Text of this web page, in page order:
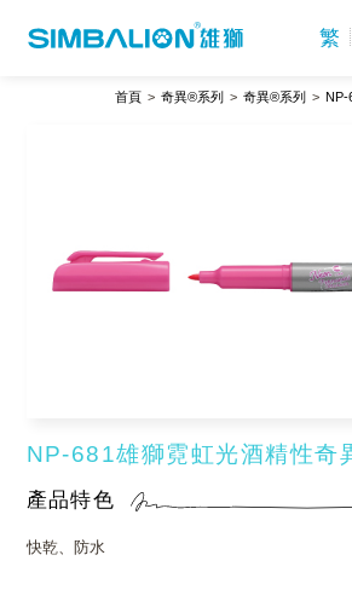
繁
首頁 奇異®系列 奇異®系列 NP-
NP-681雄獅霓虹光酒精性奇
產品特色
快乾、防水